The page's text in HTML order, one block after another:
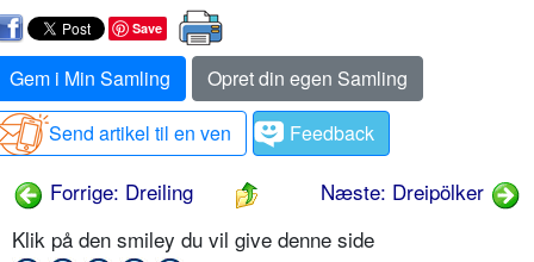
Save
Gem i Min Samling
Opret din egen Samling
Send artikel til en ven
Feedback
Forrige: Dreiling
Næste: Dreipölker
Klik på den smiley du vil give denne side